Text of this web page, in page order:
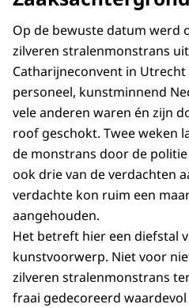
Op de bewuste datum werd
zilveren stralenmonstrans
Catharijneconvent in Utrecht
personeel, kunstminnend
vele anderen waren én zijn
roof geschokt. Twee weken
de monstrans door de
ook drie van de verdachten
verdachte kon ruim een
aangehouden.
Het betreft hier een diefstal
kunstvoorwerp. Niet voor
zilveren stralenmonstrans
fraai gedecoreerd